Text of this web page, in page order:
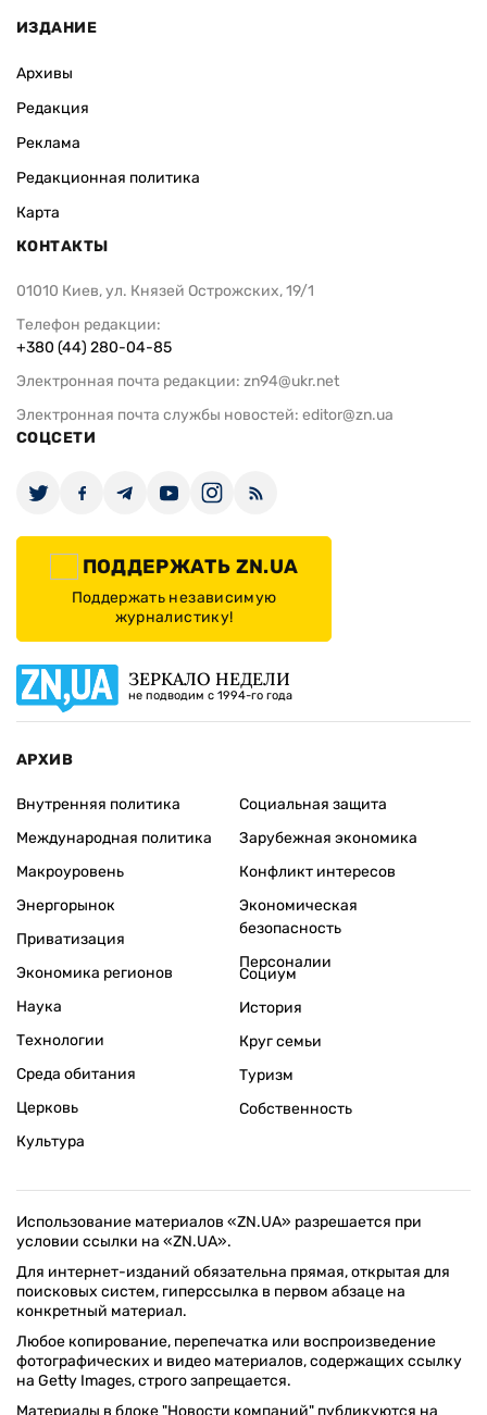
ИЗДАНИЕ
Архивы
Редакция
Реклама
Редакционная политика
Карта
КОНТАКТЫ
01010 Киев, ул. Князей Острожских, 19/1
Телефон редакции:
+380 (44) 280-04-85
Электронная почта редакции: zn94@ukr.net
Электронная почта службы новостей: editor@zn.ua
СОЦСЕТИ
ПОДДЕРЖАТЬ ZN.UA
Поддержать независимую
журналистику!
ЗЕРКАЛО НЕДЕЛИ
не подводим с 1994-го года
АРХИВ
Внутренняя политика
Международная политика
Макроуровень
Энергорынок
Приватизация
Экономика регионов
Социальная защита
Зарубежная экономика
Конфликт интересов
Экономическая
безопасность
Персоналии
Наука
Технологии
Среда обитания
Церковь
Культура
Социум
История
Круг семьи
Туризм
Собственность
Использование материалов «ZN.UA» разрешается при
условии ссылки на «ZN.UA».
Для интернет-изданий обязательна прямая, открытая для
поисковых систем, гиперссылка в первом абзаце на
конкретный материал.
Любое копирование, перепечатка или воспроизведение
фотографических и видео материалов, содержащих ссылку
на Getty Images, строго запрещается.